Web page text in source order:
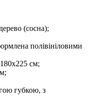
(сосна);
полівініловими
см;
губкою, з